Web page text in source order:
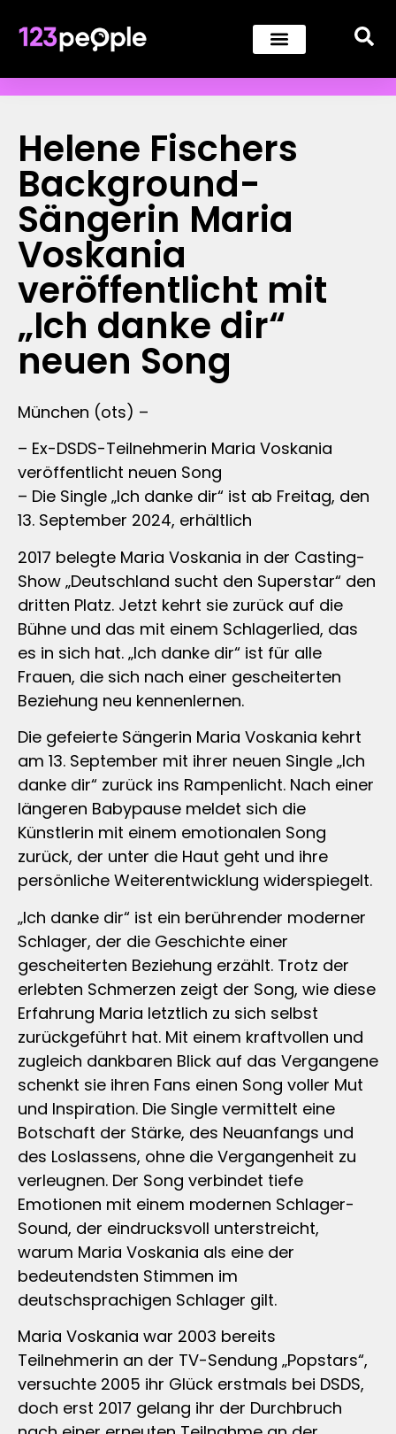
Helene Fischers
Background-
Sängerin Maria
Voskania
veröffentlicht mit
„Ich danke dir“
neuen Song
München (ots) –
– Ex-DSDS-Teilnehmerin Maria Voskania
veröffentlicht neuen Song
– Die Single „Ich danke dir“ ist ab Freitag, den
13. September 2024, erhältlich
2017 belegte Maria Voskania in der Casting-
Show „Deutschland sucht den Superstar“ den
dritten Platz. Jetzt kehrt sie zurück auf die
Bühne und das mit einem Schlagerlied, das
es in sich hat. „Ich danke dir“ ist für alle
Frauen, die sich nach einer gescheiterten
Beziehung neu kennenlernen.
Die gefeierte Sängerin Maria Voskania kehrt
am 13. September mit ihrer neuen Single „Ich
danke dir“ zurück ins Rampenlicht. Nach einer
längeren Babypause meldet sich die
Künstlerin mit einem emotionalen Song
zurück, der unter die Haut geht und ihre
persönliche Weiterentwicklung widerspiegelt.
„Ich danke dir“ ist ein berührender moderner
Schlager, der die Geschichte einer
gescheiterten Beziehung erzählt. Trotz der
erlebten Schmerzen zeigt der Song, wie diese
Erfahrung Maria letztlich zu sich selbst
zurückgeführt hat. Mit einem kraftvollen und
zugleich dankbaren Blick auf das Vergangene
schenkt sie ihren Fans einen Song voller Mut
und Inspiration. Die Single vermittelt eine
Botschaft der Stärke, des Neuanfangs und
des Loslassens, ohne die Vergangenheit zu
verleugnen. Der Song verbindet tiefe
Emotionen mit einem modernen Schlager-
Sound, der eindrucksvoll unterstreicht,
warum Maria Voskania als eine der
bedeutendsten Stimmen im
deutschsprachigen Schlager gilt.
Maria Voskania war 2003 bereits
Teilnehmerin an der TV-Sendung „Popstars“,
versuchte 2005 ihr Glück erstmals bei DSDS,
doch erst 2017 gelang ihr der Durchbruch